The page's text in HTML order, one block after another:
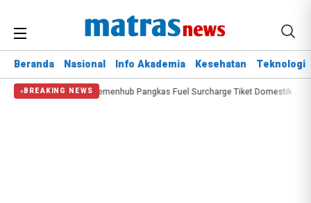
Beranda Nasional Info Akademia Kesehatan Teknologi
BREAKING NEWSKemenhub Pangkas Fuel Surcharge Tiket Domestik Jadi